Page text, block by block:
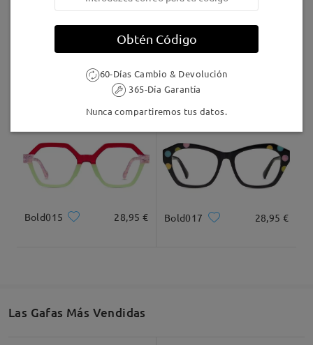
16,95 € Bold002
Bold015 28,95 € Bold017 28,95 €
Las Gafas Más Vendidas
Obtén Código
60-Días Cambio & Devolución
365-Día Garantía
Nunca compartiremos tus datos.